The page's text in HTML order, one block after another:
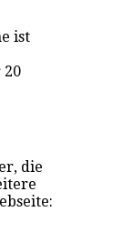
ist
die